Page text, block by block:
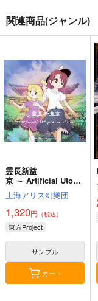
関連商品(ジャンル)
霊長新益
京 ～ Artificial Utopia
in Ruins.
上海アリス幻樂団
1,320円 （税込）
東方Project
サンプル
カート